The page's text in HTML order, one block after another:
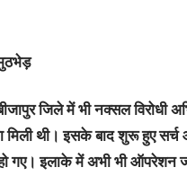
जिले में भी नक्सल विरोधी
मिली थी। इसके बाद शुरू हुए
गए। इलाके में अभी भी ऑपरेशन